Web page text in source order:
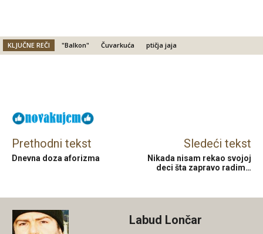
KLJUČNE REČI "Balkon" Čuvarkuća ptičja jaja
Prethodni tekst
Dnevna doza aforizma
Sledeći tekst
Nikada nisam rekao svojoj
deci šta zapravo radim…
Labud Lončar